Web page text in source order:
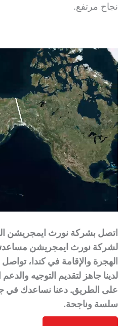
نجاح مرتفع.
اتصل بشركة نورث ايمجريشن
لشركة نورث ايمجريشن
الهجرة والإقامة في كندا، تواصل
لدينا جاهز لتقديم التوجيه
على الطريق. دعنا نساعدك في
سلسة وناجحة.